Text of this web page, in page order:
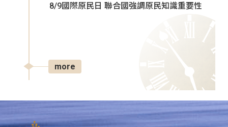
8/9國際原民日 聯合國強調原民知識重要性
more